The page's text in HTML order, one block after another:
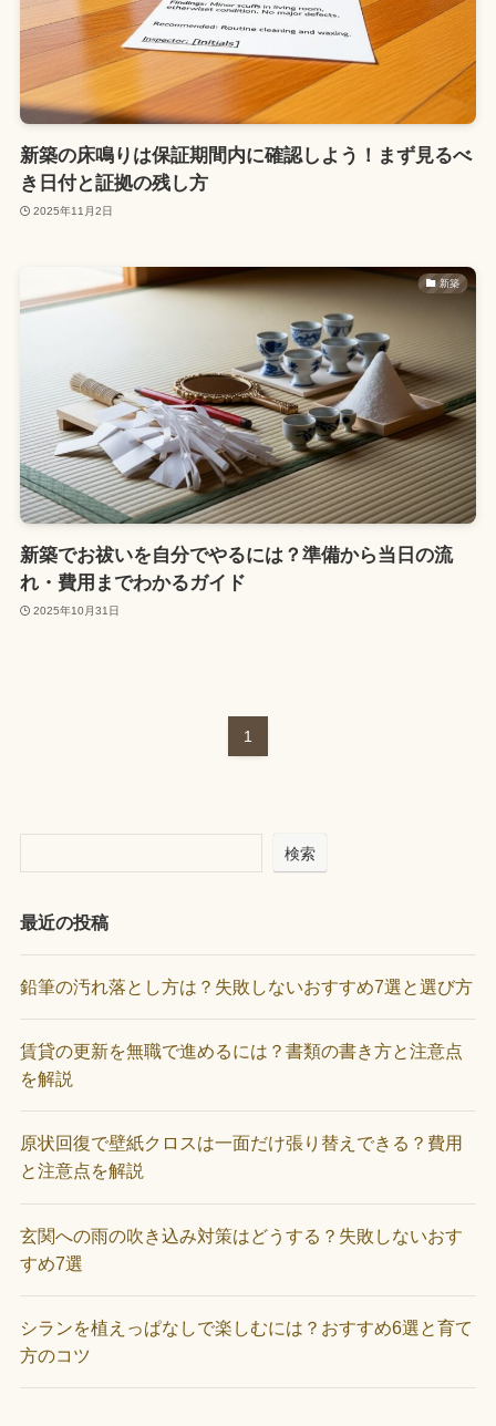
新築の床鳴りは保証期間内に確認しよう！まず見るべ
き日付と証拠の残し方
2025年11月2日
新築
新築でお祓いを自分でやるには？準備から当日の流
れ・費用までわかるガイド
2025年10月31日
1
検索
最近の投稿
鉛筆の汚れ落とし方は？失敗しないおすすめ7選と選び方
賃貸の更新を無職で進めるには？書類の書き方と注意点
を解説
原状回復で壁紙クロスは一面だけ張り替えできる？費用
と注意点を解説
玄関への雨の吹き込み対策はどうする？失敗しないおす
すめ7選
シランを植えっぱなしで楽しむには？おすすめ6選と育て
方のコツ